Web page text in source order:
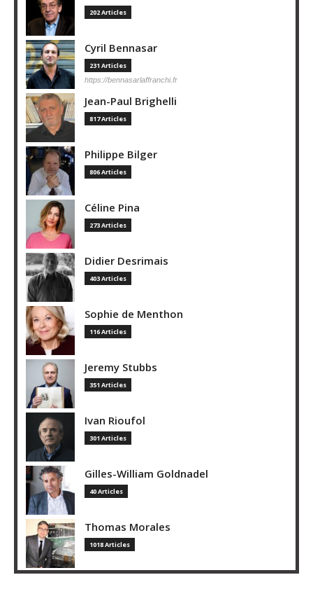
202 Articles
Cyril Bennasar
231 Articles
https://bennasarlaffranchi.fr
Jean-Paul Brighelli
817 Articles
Philippe Bilger
806 Articles
Céline Pina
273 Articles
Didier Desrimais
403 Articles
Sophie de Menthon
116 Articles
Jeremy Stubbs
351 Articles
Ivan Rioufol
301 Articles
Gilles-William Goldnadel
40 Articles
Thomas Morales
1018 Articles